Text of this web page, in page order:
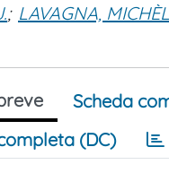
; LAVAGNA,
Scheda
(DC)